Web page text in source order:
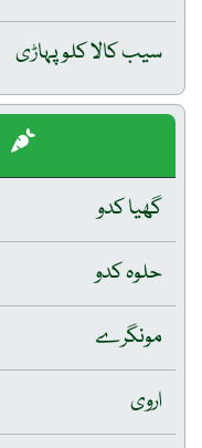
سیب کالا کلو پہاڑی
گھیا کدو
حلوہ کدو
مونگرے
اروی